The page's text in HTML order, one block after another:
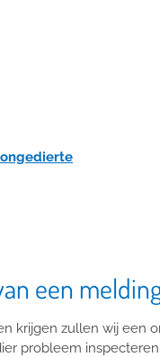
een
krijgen zullen wij een
probleem